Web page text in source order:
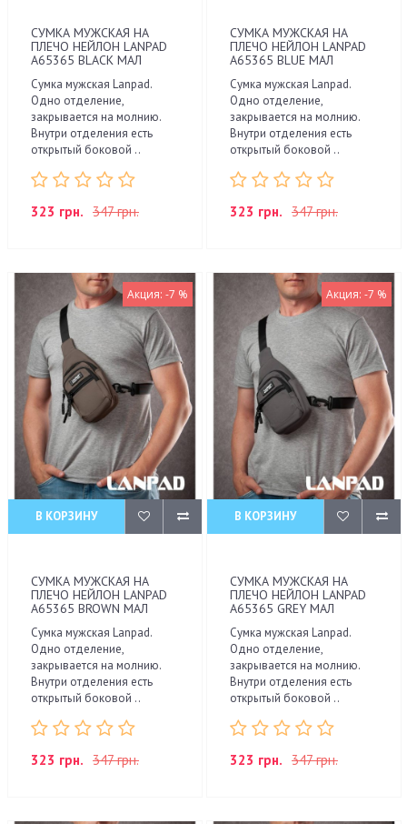
СУМКА МУЖСКАЯ НА
ПЛЕЧО НЕЙЛОН LANPAD
A65365 BLACK МАЛ
Сумка мужская Lanpad.
Одно отделение,
закрывается на молнию.
Внутри отделения есть
открытый боковой ..
323 грн. 347 грн.
СУМКА МУЖСКАЯ НА
ПЛЕЧО НЕЙЛОН LANPAD
A65365 BLUE МАЛ
Сумка мужская Lanpad.
Одно отделение,
закрывается на молнию.
Внутри отделения есть
открытый боковой ..
323 грн. 347 грн.
Акция: -7 %
В КОРЗИНУ
СУМКА МУЖСКАЯ НА
ПЛЕЧО НЕЙЛОН LANPAD
A65365 BROWN МАЛ
Сумка мужская Lanpad.
Одно отделение,
закрывается на молнию.
Внутри отделения есть
открытый боковой ..
323 грн. 347 грн.
Акция: -7 %
В КОРЗИНУ
СУМКА МУЖСКАЯ НА
ПЛЕЧО НЕЙЛОН LANPAD
A65365 GREY МАЛ
Сумка мужская Lanpad.
Одно отделение,
закрывается на молнию.
Внутри отделения есть
открытый боковой ..
323 грн. 347 грн.